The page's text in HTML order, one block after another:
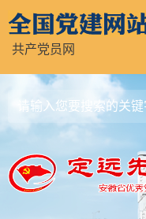
共产党员网